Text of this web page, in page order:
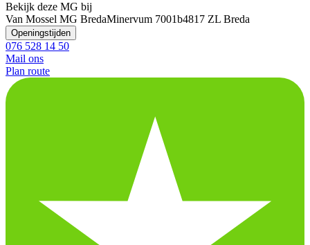
Bekijk deze MG bij
Van Mossel MG BredaMinervum 7001b4817 ZL Breda
Openingstijden
076 528 14 50
Mail ons
Plan route